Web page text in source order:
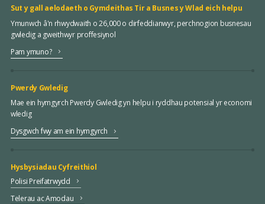
Sut y gall aelodaeth o Gymdeithas Tir a Busnes y Wlad eich helpu
Ymunwch â'n rhwydwaith o 26,000 o dirfeddianwyr, perchnogion busnesau
gwledig a gweithwyr proffesiynol
Pam ymuno?
Pwerdy Gwledig
Mae ein hymgyrch Pwerdy Gwledig yn helpu i ryddhau potensial yr economi
wledig
Dysgwch fwy am ein hymgyrch
Hysbysiadau Cyfreithiol
Polisi Preifatrwydd
Telerau ac Amodau